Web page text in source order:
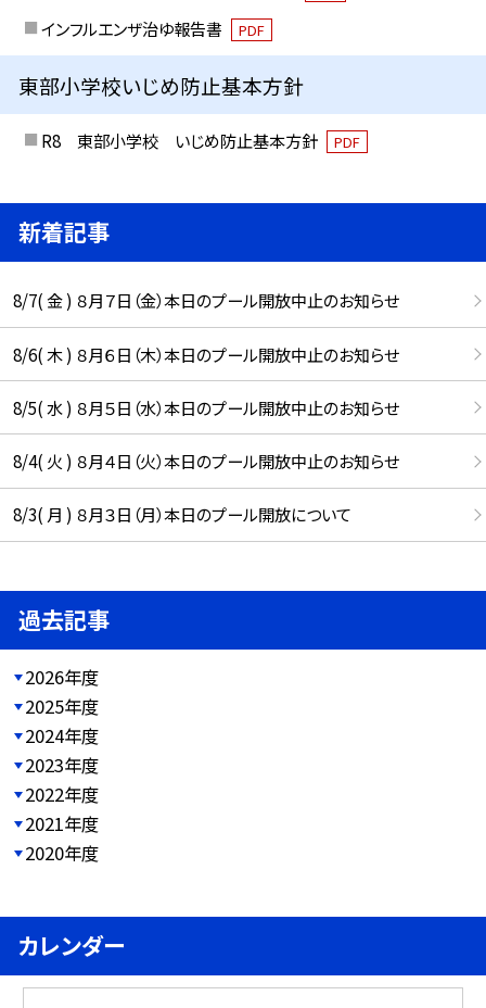
インフルエンザ治ゆ報告書 PDF
東部小学校いじめ防止基本方針
R8 東部小学校 いじめ防止基本方針 PDF
新着記事
8/7( 金 ) ８月７日（金）本日のプール開放中止のお知らせ
8/6( 木 ) ８月６日（木）本日のプール開放中止のお知らせ
8/5( 水 ) ８月５日（水）本日のプール開放中止のお知らせ
8/4( 火 ) ８月４日（火）本日のプール開放中止のお知らせ
8/3( 月 ) ８月３日（月）本日のプール開放について
過去記事
2026年度
2025年度
2024年度
2023年度
2022年度
2021年度
2020年度
カレンダー